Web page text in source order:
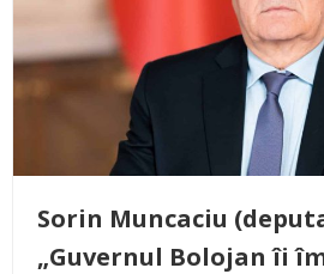
Sorin Muncaciu
„Guvernul Bolojan îi